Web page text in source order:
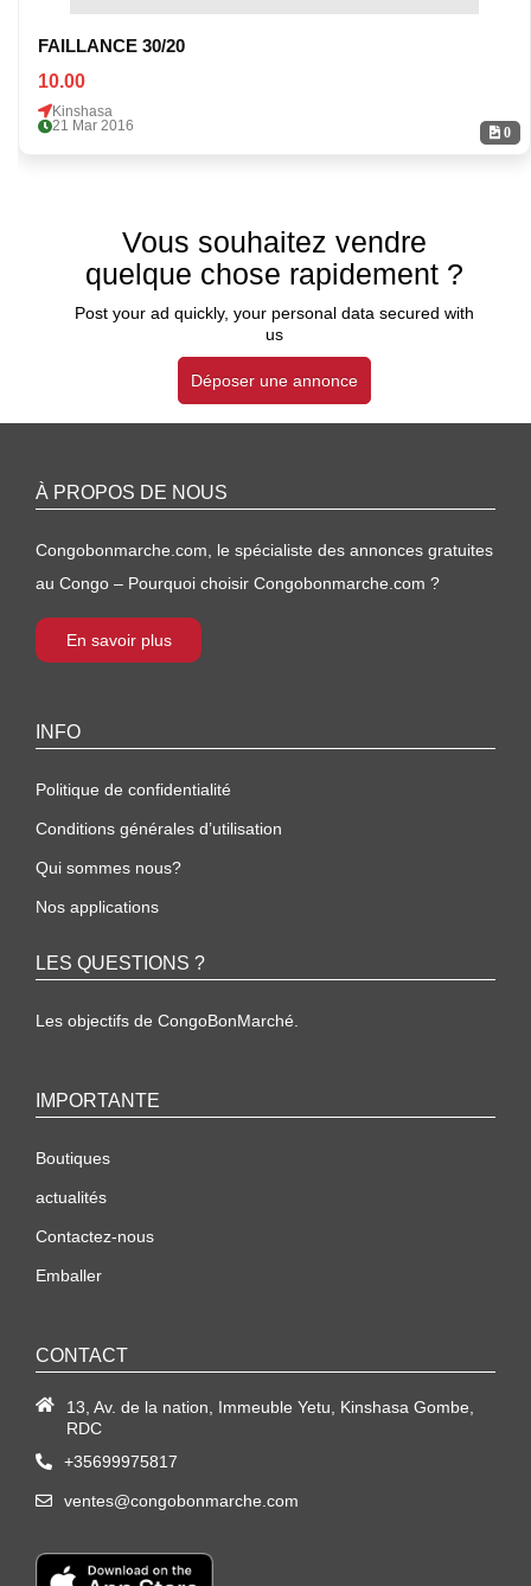
0
FAILLANCE 30/20
10.00
Kinshasa
21 Mar 2016
Vous souhaitez vendre
quelque chose rapidement ?
Post your ad quickly, your personal data secured with
us
Déposer une annonce
À PROPOS DE NOUS
Congobonmarche.com, le spécialiste des annonces gratuites
au Congo – Pourquoi choisir Congobonmarche.com ?
En savoir plus
INFO
Politique de confidentialité
Conditions générales d’utilisation
Qui sommes nous?
Nos applications
LES QUESTIONS ?
Les objectifs de CongoBonMarché.
IMPORTANTE
Boutiques
actualités
Contactez-nous
Emballer
CONTACT
13, Av. de la nation, Immeuble Yetu, Kinshasa Gombe,
RDC
+35699975817
ventes@congobonmarche.com